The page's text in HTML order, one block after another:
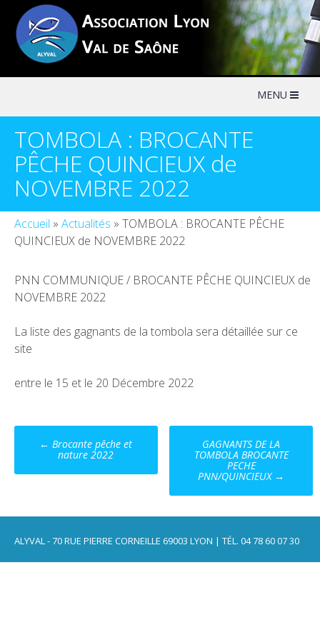
content
MENU
TOMBOLA : BROCANTE
PÊCHE QUINCIEUX de
NOVEMBRE 2022
Accueil » Actualités » TOMBOLA : BROCANTE PÊCHE
QUINCIEUX de NOVEMBRE 2022
PNN COMMUNIQUE / BROCANTE PÊCHE QUINCIEUX de
NOVEMBRE 2022
La liste des gagnants de la tombola sera détaillée sur ce
site
entre le 15 et le 20 Décembre 2022
Post
navigation
← Brocante pêche et
nature 2022
GAGNANTS DE LA
TOMBOLA BROCANTE
PECHE
PNN/QUINCIEUX →
ALYVAL - 70 RUE PIERRE CORNEILLE 69003 LYON | TÉL. 04 78 60 07 30